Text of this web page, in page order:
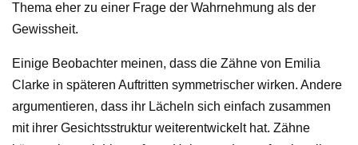
Thema eher zu einer Frage der Wahrnehmung als der
Gewissheit.
Einige Beobachter meinen, dass die Zähne von Emilia
Clarke in späteren Auftritten symmetrischer wirken. Andere
argumentieren, dass ihr Lächeln sich einfach zusammen
mit ihrer Gesichtsstruktur weiterentwickelt hat. Zähne